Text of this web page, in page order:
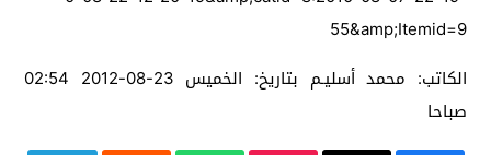
55&amp;Itemid=9
الكاتب: محمد أسليـم بتاريخ: الخميس 23-08-2012 02:54
صباحا